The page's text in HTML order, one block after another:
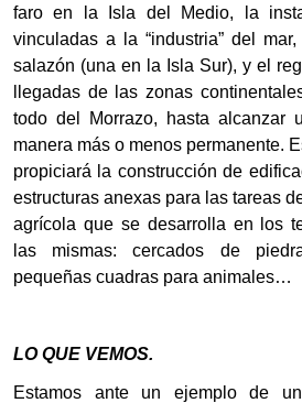
faro en la Isla del Medio, la
vinculadas a la “industria” del
salazón (una en la Isla Sur), y el
llegadas de las zonas
todo del Morrazo, hasta alcanzar
manera más o menos permanente.
propiciará la construcción de
estructuras anexas para las tareas
agrícola que se desarrolla en los
las mismas:cercados de
pequeñas cuadras para animales…
LO QUE VEMOS.
Estamos anteun ejemplo de